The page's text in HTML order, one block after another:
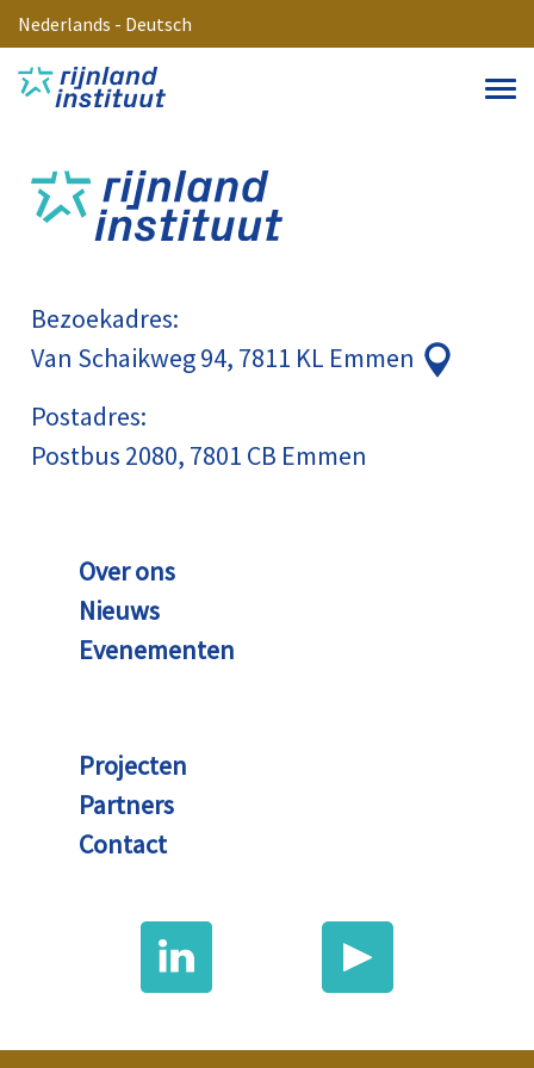
Nederlands - Deutsch
Bezoekadres:
Van Schaikweg 94, 7811 KL Emmen
Postadres:
Postbus 2080, 7801 CB Emmen
Over ons
Nieuws
Evenementen
Projecten
Partners
Contact